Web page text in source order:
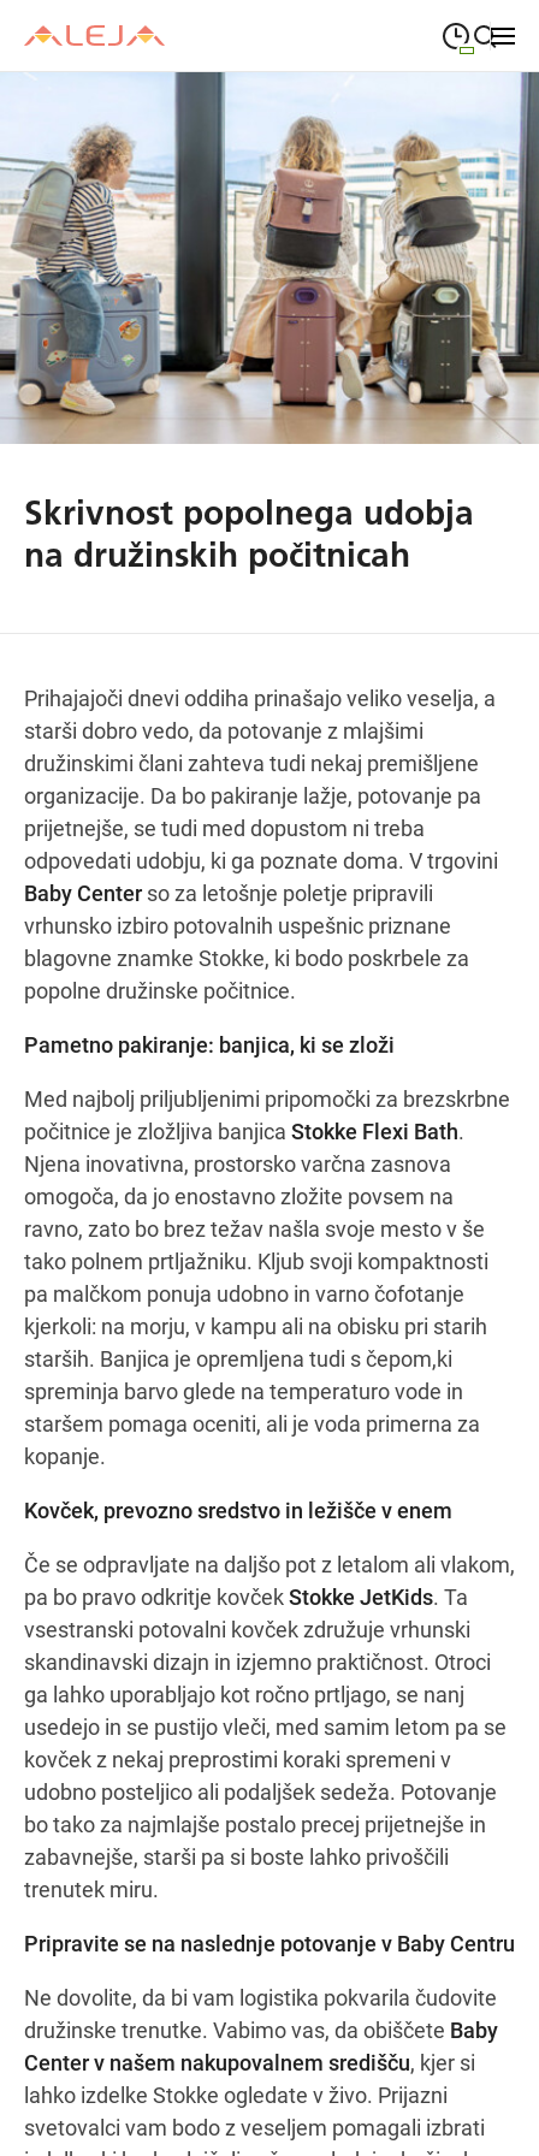
Close search
torek
TOREK 09:00—21:00
sreda
SREDA 09:00—21:00
četrtek
ČETRTEK 09:00—21:00
petek
PETEK 09:00 21:00
sobota
SOBOTA 08:00 21:00
Navodila za pot
Skrivnost popolnega udobja
na družinskih počitnicah
Prihajajoči dnevi oddiha prinašajo veliko veselja, a
starši dobro vedo, da potovanje z mlajšimi
družinskimi člani zahteva tudi nekaj premišljene
organizacije. Da bo pakiranje lažje, potovanje pa
prijetnejše, se tudi med dopustom ni treba
odpovedati udobju, ki ga poznate doma. V trgovini
Baby Center so za letošnje poletje pripravili
vrhunsko izbiro potovalnih uspešnic priznane
blagovne znamke Stokke, ki bodo poskrbele za
popolne družinske počitnice.
Pametno pakiranje: banjica, ki se zloži
Med najbolj priljubljenimi pripomočki za brezskrbne
počitnice je zložljiva banjica Stokke Flexi Bath.
Njena inovativna, prostorsko varčna zasnova
omogoča, da jo enostavno zložite povsem na
ravno, zato bo brez težav našla svoje mesto v še
tako polnem prtljažniku. Kljub svoji kompaktnosti
pa malčkom ponuja udobno in varno čofotanje
kjerkoli: na morju, v kampu ali na obisku pri starih
starših. Banjica je opremljena tudi s čepom,ki
spreminja barvo glede na temperaturo vode in
staršem pomaga oceniti, ali je voda primerna za
kopanje.
Kovček, prevozno sredstvo in ležišče v enem
Če se odpravljate na daljšo pot z letalom ali vlakom,
pa bo pravo odkritje kovčekStokke JetKids. Ta
vsestranski potovalni kovček združuje vrhunski
skandinavski dizajn in izjemno praktičnost. Otroci
ga lahko uporabljajo kot ročno prtljago, se nanj
usedejo in se pustijo vleči, med samim letom pa se
kovček z nekaj preprostimi koraki spremeni v
udobno posteljico ali podaljšek sedeža. Potovanje
bo tako za najmlajše postalo precej prijetnejše in
zabavnejše, starši pa si boste lahko privoščili
trenutek miru.
Pripravite se na naslednje potovanje v Baby Centru
Ne dovolite, da bi vam logistika pokvarila čudovite
družinske trenutke. Vabimo vas, da obiščete Baby
Center v našem nakupovalnem središču, kjer si
lahko izdelke Stokke ogledate v živo. Prijazni
svetovalci vam bodo z veseljem pomagali izbrati